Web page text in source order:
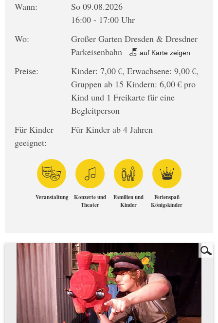
Wann:
So 09.08.2026
16:00 - 17:00 Uhr
Wo:
Großer Garten Dresden & Dresdner
Parkeisenbahn
auf Karte zeigen
Preise:
Kinder: 7,00 €, Erwachsene: 9,00 €,
Gruppen ab 15 Kindern: 6,00 € pro
Kind und 1 Freikarte für eine
Begleitperson
Für Kinder
geeignet:
Für Kinder ab 4 Jahren
Veranstaltung
Konzerte und
Theater
Familien und
Kinder
Ferienspaß
Königskinder